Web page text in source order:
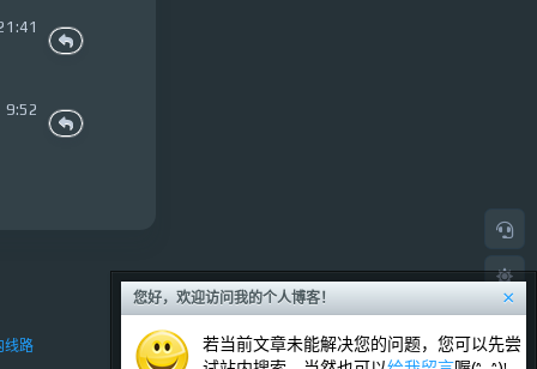
您好，欢迎访问我的个人博客！ ×
若当前文章未能解决您的问题，您可以先尝
9:52
路